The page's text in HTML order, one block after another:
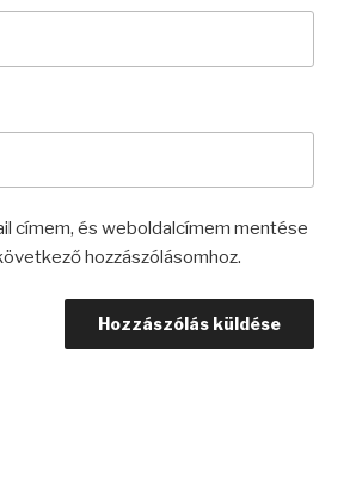
címem, és weboldalcímem mentése
hozzászólásomhoz.